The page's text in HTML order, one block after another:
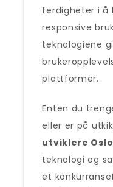
ferdigheter i å
responsive
teknologiene
plattformer.
Enten du
eller er på
utviklere Oslo
teknologi og
et